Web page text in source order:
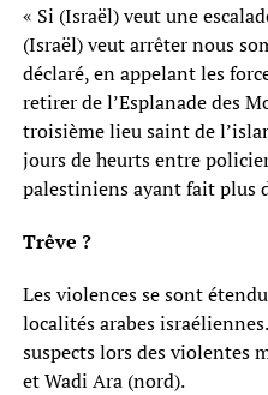
« Si (Israël) veut une
(Israël) veut arrêter nous
déclaré, en appelant les
retirer de l’Esplanade des
troisième lieu saint de
jours de heurts entre
palestiniens ayant fait plus
Trêve ?
Les violences se sont
localités arabes
suspects lors des violentes
et Wadi Ara (nord).